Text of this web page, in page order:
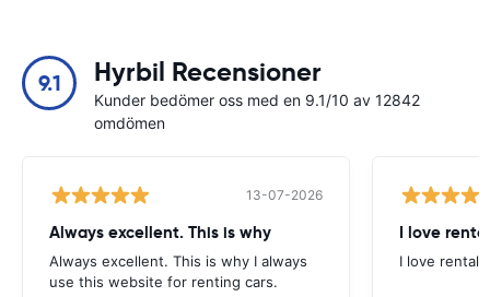
9.1 Hyrbil Recensioner
Kunder bedömer oss med en 9.1/10 av 12842
omdömen
13-07-2026
Always excellent. This is why
Always excellent. This is why I always
use this website for renting cars.
I love
I love rental